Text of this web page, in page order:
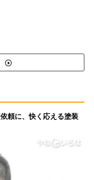
頼に、快く応える塗装